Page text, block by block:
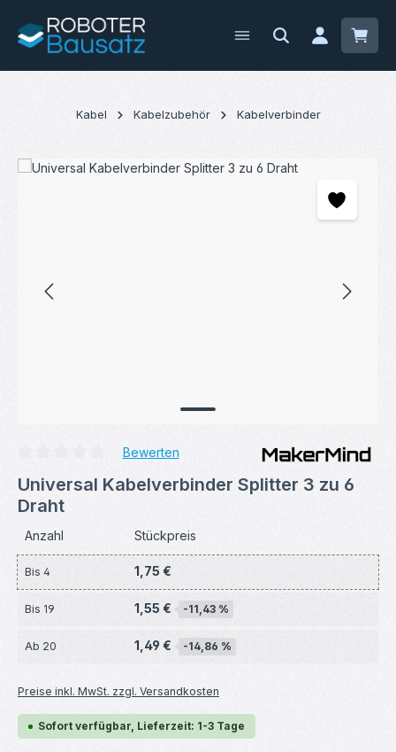
Zum Hauptinhalt springen
Kabel Kabelzubehör Kabelverbinder
Bildergalerie überspringen
Bewerten
Universal Kabelverbinder Splitter 3 zu 6
Draht
Anzahl Stückpreis
Bis 4 1,75 €
Bis 19 1,55 € -11,43 %
Ab 20 1,49 € -14,86 %
Preise inkl. MwSt. zzgl. Versandkosten
Sofort verfügbar, Lieferzeit: 1-3 Tage